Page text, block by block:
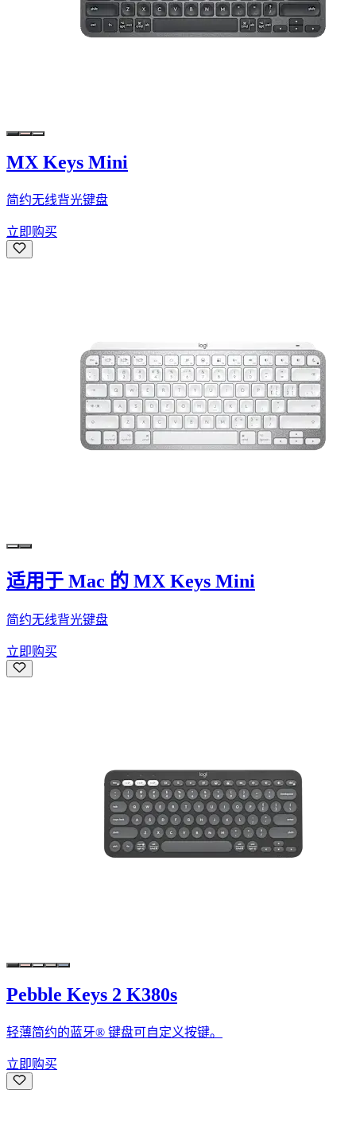
MX Keys Mini
简约无线背光键盘
立即购买
适用于 Mac 的 MX Keys Mini
简约无线背光键盘
立即购买
Pebble Keys 2 K380s
轻薄简约的蓝牙® 键盘可自定义按键。
立即购买